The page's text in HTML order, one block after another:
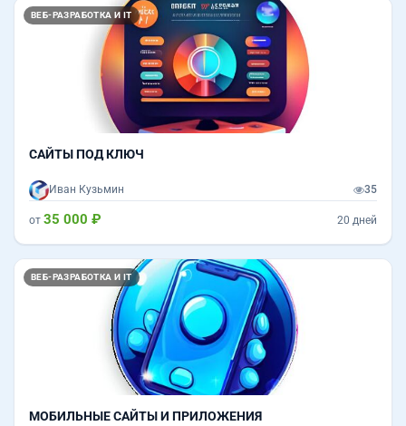
ВЕБ-РАЗРАБОТКА И IT
САЙТЫ ПОД КЛЮЧ
Иван Кузьмин 35
от 35 000 ₽ 20 дней
ВЕБ-РАЗРАБОТКА И IT
МОБИЛЬНЫЕ САЙТЫ И ПРИЛОЖЕНИЯ